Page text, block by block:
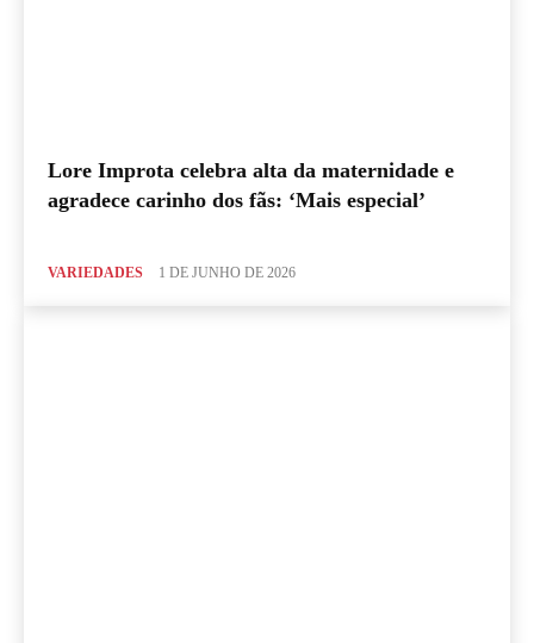
Lore Improta celebra alta da maternidade e
agradece carinho dos fãs: ‘Mais especial’
VARIEDADES 1 DE JUNHO DE 2026